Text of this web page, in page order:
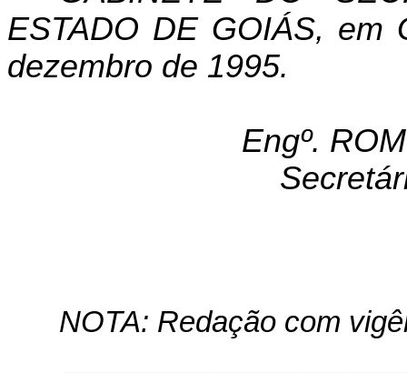
ESTADO DE GOIÁS,
dezembro de 1995.
Engº.
NOTA: Redação com